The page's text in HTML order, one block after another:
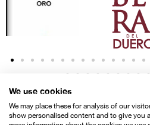
We use cookies
We may place these for analysis of our
show personalised content and to give you